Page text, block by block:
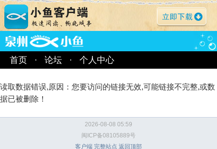
首页 · 论坛 · 个人中心
读取数据错误,原因：您要访问的链接无效,可能链接不完整,或数
据已被删除！
2026-08-08 05:59
闽ICP备08105889号
客户端 完整站点 返回顶部